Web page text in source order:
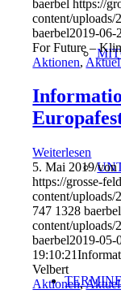
baerbel https://
content/
baerbel2019-06-
For Future –
Aktionen,
Weiterlesen
5. Mai 2019/von
https://grosse-
content/
747 1328 baerbel
content/
baerbel2019-05-
19:10:21
Velbert
Aktionen,